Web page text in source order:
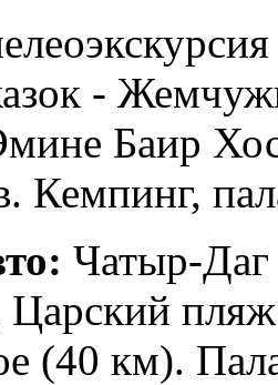
-
Баир
Кемпинг,
Чатыр-
Царский
(40 км).